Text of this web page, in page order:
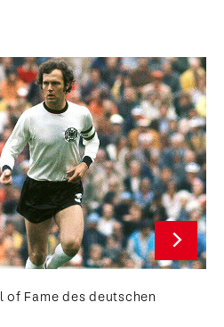
Fame des deutschen